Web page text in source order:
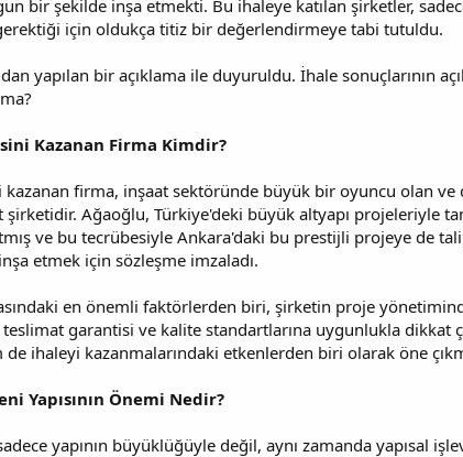
bir şekilde inşa etmekti. Bu ihaleye katılan şirketler,
için oldukça titiz bir değerlendirmeye tabi tutuldu.
yapılan bir açıklama ile duyuruldu. İhale sonuçlarının
Kazanan Firma Kimdir?
kazanan firma, inşaat sektöründe büyük bir oyuncu olan
Ağaoğlu, Türkiye'deki büyük altyapı projeleriyle
ve bu tecrübesiyle Ankara'daki bu prestijli projeye de
etmek için sözleşme imzaladı.
en önemli faktörlerden biri, şirketin proje
garantisi ve kalite standartlarına uygunlukla dikkat
ihaleyi kazanmalarındaki etkenlerden biri olarak öne
Yapısının Önemi Nedir?
sadece yapının büyüklüğüyle değil, aynı zamanda yapısal